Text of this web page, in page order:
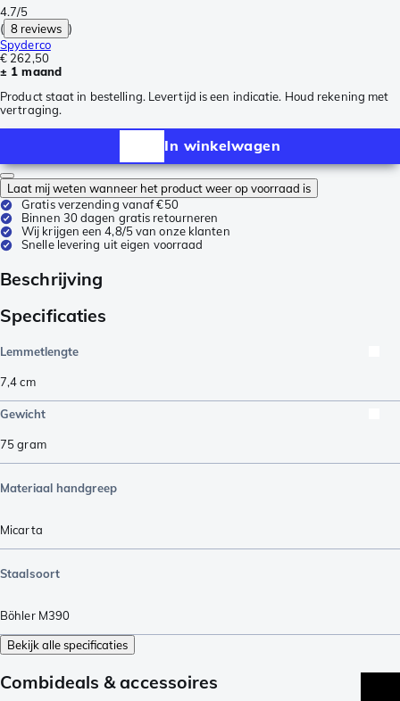
4.7/5
( 8 reviews )
Spyderco
€ 262,50
± 1 maand
Product staat in bestelling. Levertijd is een indicatie. Houd rekening met
vertraging.
In winkelwagen
Laat mij weten wanneer het product weer op voorraad is
Gratis verzending vanaf €50
Binnen 30 dagen gratis retourneren
Wij krijgen een 4,8/5 van onze klanten
Snelle levering uit eigen voorraad
Beschrijving
Specificaties
Lemmetlengte
7,4cm
Gewicht
75gram
Materiaal handgreep
Micarta
Staalsoort
Böhler M390
Bekijk alle specificaties
Combideals & accessoires